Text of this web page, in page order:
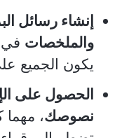
إنشاء رسائل
والملخصات في
يكون الجميع
الحصول على
نصوصك، مهما